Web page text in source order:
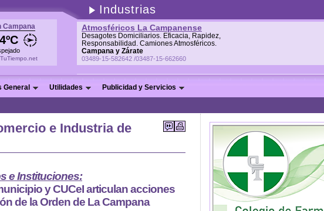
Industrias
Atmosféricos La Campanense
Desagotes Domiciliarios. Eficacia, Rapidez,
Responsabilidad. Camiones Atmosféricos.
Campana y Zárate
03489-15-582642 /03487-15-662660
Campana
General Utilidades Publicidad y Servicios
e Industria de
e Instituciones:
y CUCeI articulan acciones
de la Orden de La Campana